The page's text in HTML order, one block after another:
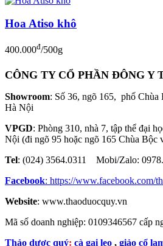
Hoa Atiso khô
400.000đ/500g
CÔNG TY CỔ PHẦN ĐÔNG Y
Showroom: Số 36, ngõ 165, phố
Hà Nội
VPGD: Phòng 310, nhà 7, tập thể đại
Nội (đi ngõ 95 hoặc ngõ 165 Chùa Bộc
Tel: (024) 3564.0311 Mobi/Zalo:
Facebook: https://www.facebook.com/
Website: www.thaoduocquy.vn
Mã số doanh nghiệp: 0109346567 cấp
Thảo dược quý: cà gai leo , giảo cổ